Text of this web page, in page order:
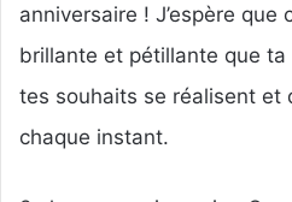
anniversaire ! J’espère
brillante et pétillante que
tes souhaits se réalisent et
chaque instant.